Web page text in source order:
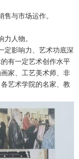
与市场运作。
人物。
定影响力、艺术功底深
有一定艺术创作水平
家、工艺美术师、非
艺术学院的名家、教